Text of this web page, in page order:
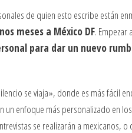
de quien esto escribe están
meses a México DF. Empezar
para dar un nuevo
se viaja», donde es más fácil
un enfoque más personalizado en
se realizarán a mexicanos,